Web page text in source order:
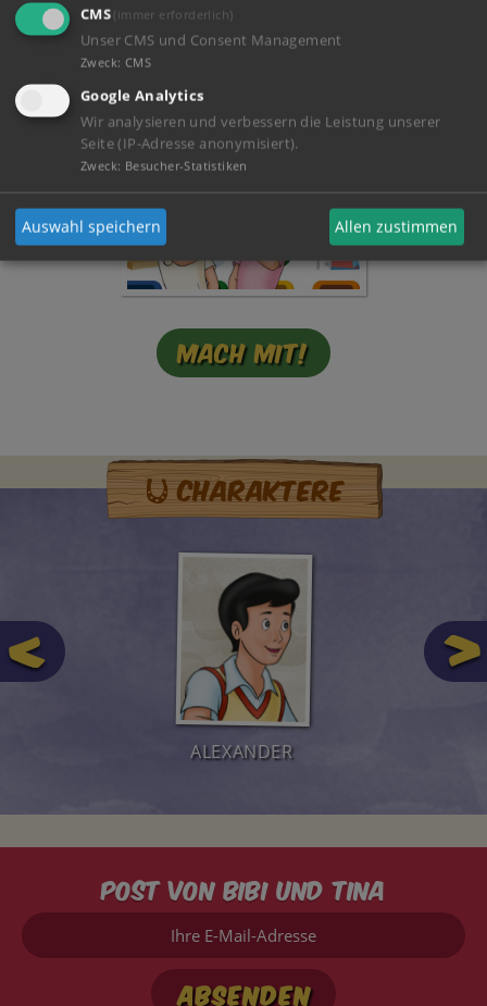
Mein Tagebuch!
Mach mit!
Charaktere
ALEXANDER
Post von Bibi und Tina
Ihre
Mail-
CMS (immer erforderlich)
Unser CMS und Consent Management
Zweck: CMS
Google Analytics
Wir analysieren und verbessern die Leistung unserer
Seite (IP-Adresse anonymisiert).
Zweck: Besucher-Statistiken
Auswahl speichern Allen zustimmen